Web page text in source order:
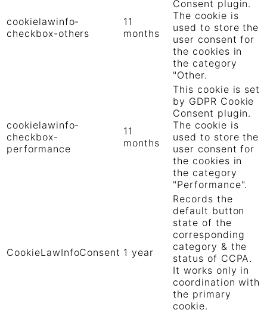
cookielawinfo-
checkbox-others
11
months
Consent plugin.
The cookie is
used to store the
user consent for
the cookies in
the category
"Other.
cookielawinfo-
checkbox-
performance
11
months
This cookie is set
by GDPR Cookie
Consent plugin.
The cookie is
used to store the
user consent for
the cookies in
the category
"Performance".
CookieLawInfoConsent 1 year
Records the
default button
state of the
corresponding
category & the
status of CCPA.
It works only in
coordination with
the primary
cookie.